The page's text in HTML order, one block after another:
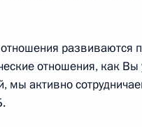
отношения
отношения, как
мы активно